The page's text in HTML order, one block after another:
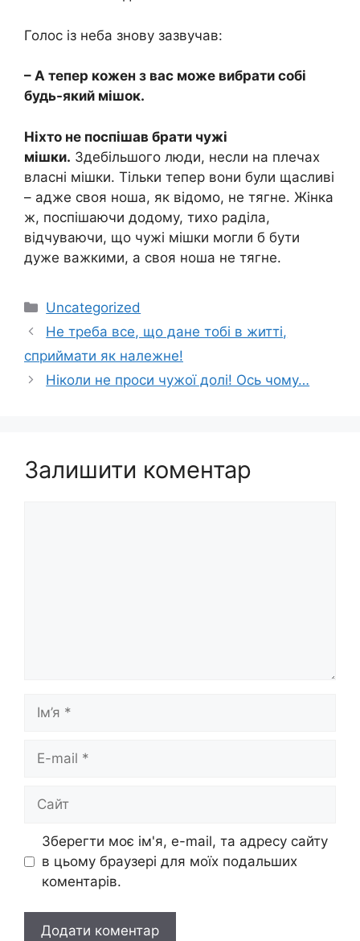
Голос із неба знову зазвучав:
– А тепер кожен з вас може вибрати собі
будь-який мішок.
Ніхто не поспішав брати чужі
мішки. Здебільшого люди, несли на плечах
власні мішки. Тільки тепер вони були щасливі
– адже своя ноша, як відомо, не тягне. Жінка
ж, поспішаючи додому, тихо раділа,
відчуваючи, що чужі мішки могли б бути
дуже важкими, а своя ноша не тягне.
Категорії
Uncategorized
Не треба все, що дане тобі в житті,
сприймати як належне!
Ніколи не проси чужої долі! Ось чому…
Залишити коментар
mail
Зберегти моє ім'я, e-mail, та адресу сайту
в цьому браузері для моїх подальших
коментарів.